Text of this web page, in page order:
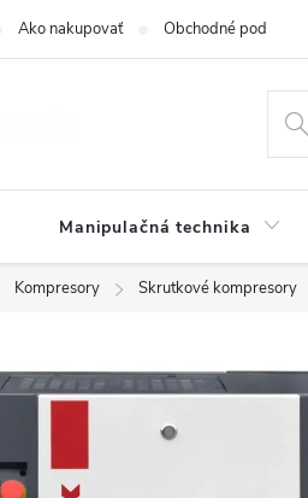
Ako nakupovať Obchodné podmienky
Manipulačná technika
Kompresory Skrutkové kompresory